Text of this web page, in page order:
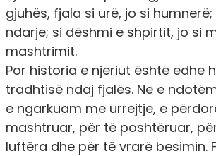
gjuhës, fjala si urë, jo si
ndarje; si dëshmi e shpirtit, jo si
mashtrimit.
Por historia e njeriut është edhe
tradhtisë ndaj fjalës. Ne e
e ngarkuam me urrejtje, e
mashtruar, për të poshtëruar,
luftëra dhe për të vrarë besimin.